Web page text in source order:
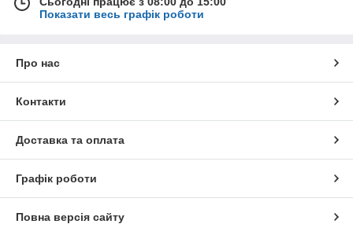
Показати весь графік роботи
Про нас
Контакти
Доставка та оплата
Графік роботи
Повна версія сайту